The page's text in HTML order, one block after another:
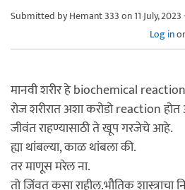
Submitted byHemant 333on 11 July,
Log inor
मानवी शरीर हे biochemical
रोज शरीरात अशा करोडो reaction
जीवंत राहण्यासाठी ते खूप गरजेचे आहे.
ह्या थांबल्या, काळ थांबला की.
तर माणूस मरेल ना.